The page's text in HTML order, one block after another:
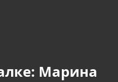
Марина